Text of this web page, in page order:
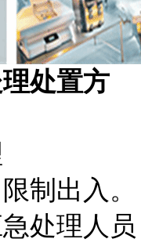
处置方
制出入。
处理人员